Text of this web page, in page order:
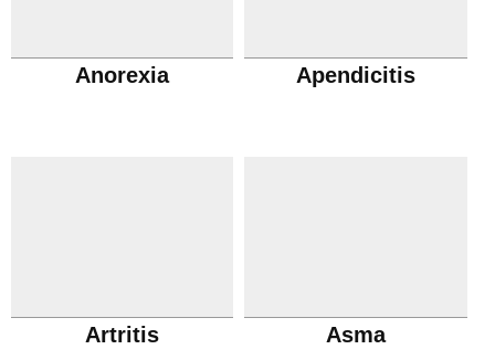
Anorexia Apendicitis
Artritis Asma